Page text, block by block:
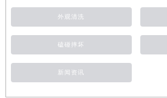
外观清洗
磕碰摔坏
新闻资讯